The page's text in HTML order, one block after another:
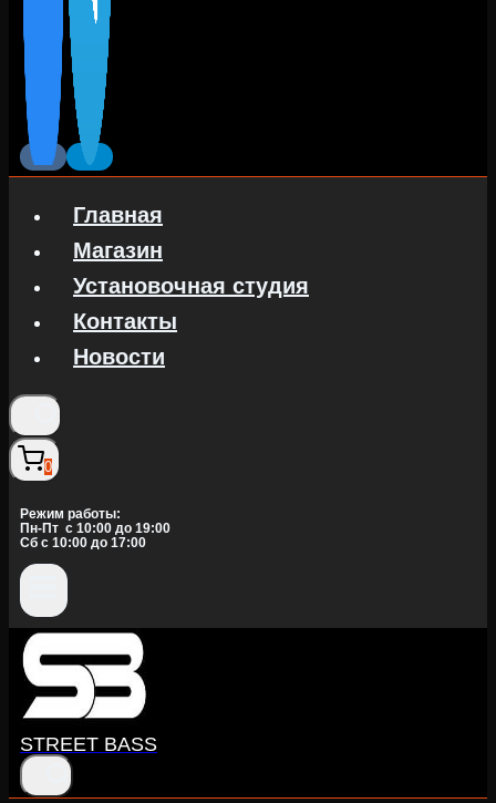
Главная
Магазин
Установочная студия
Контакты
Новости
0
Режим работы:
Пн-Пт c 10:00 до 19:00
Сб с 10:00 до 17:00
STREET BASS